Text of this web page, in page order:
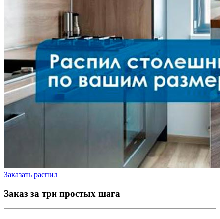
Заказать распил
Заказ за три простых шага